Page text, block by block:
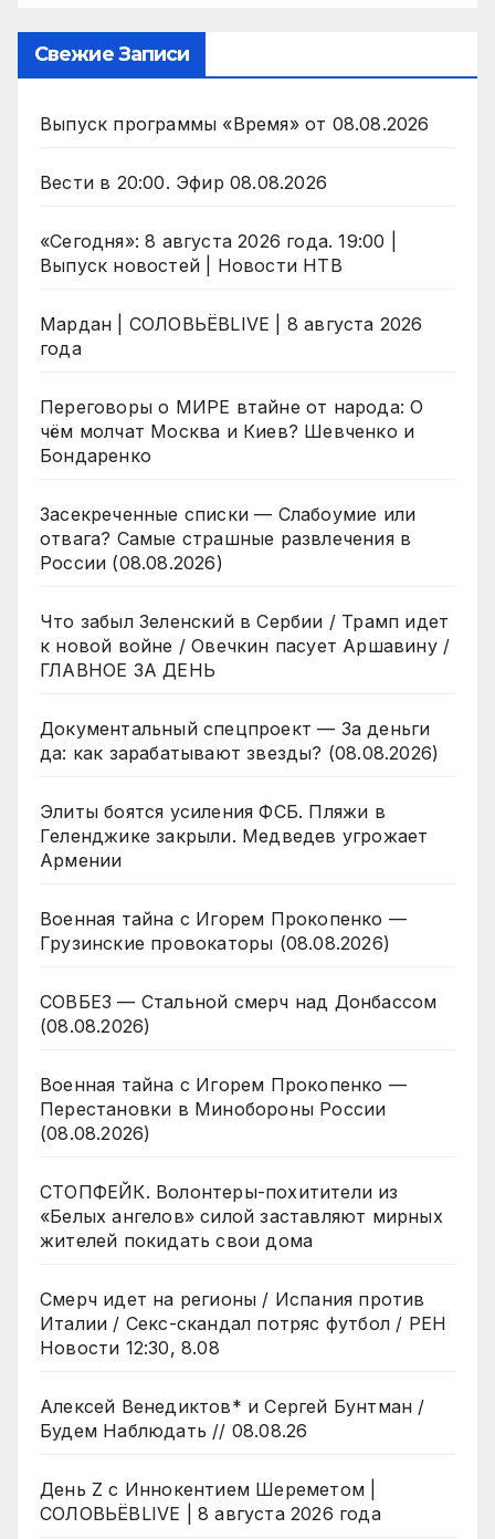
Свежие Записи
Выпуск программы «Время» от 08.08.2026
Вести в 20:00. Эфир 08.08.2026
«Сегодня»: 8 августа 2026 года. 19:00 |
Выпуск новостей | Новости НТВ
Мардан | СОЛОВЬЁВLIVE | 8 августа 2026
года
Переговоры о МИРЕ втайне от народа: О
чём молчат Москва и Киев? Шевченко и
Бондаренко
Засекреченные списки — Слабоумие или
отвага? Самые страшные развлечения в
России (08.08.2026)
Что забыл Зеленский в Сербии / Трамп идет
к новой войне / Овечкин пасует Аршавину /
ГЛАВНОЕ ЗА ДЕНЬ
Документальный спецпроект — За деньги
да: как зарабатывают звезды? (08.08.2026)
Элиты боятся усиления ФСБ. Пляжи в
Геленджике закрыли. Медведев угрожает
Армении
Военная тайна с Игорем Прокопенко —
Грузинские провокаторы (08.08.2026)
СОВБЕЗ — Стальной смерч над Донбассом
(08.08.2026)
Военная тайна с Игорем Прокопенко —
Перестановки в Минобороны России
(08.08.2026)
СТОПФЕЙК. Волонтеры-похитители из
«Белых ангелов» силой заставляют мирных
жителей покидать свои дома
Смерч идет на регионы / Испания против
Италии / Секс-скандал потряс футбол / РЕН
Новости 12:30, 8.08
Алексей Венедиктов* и Сергей Бунтман /
Будем Наблюдать // 08.08.26
День Z с Иннокентием Шереметом |
СОЛОВЬЁВLIVE | 8 августа 2026 года